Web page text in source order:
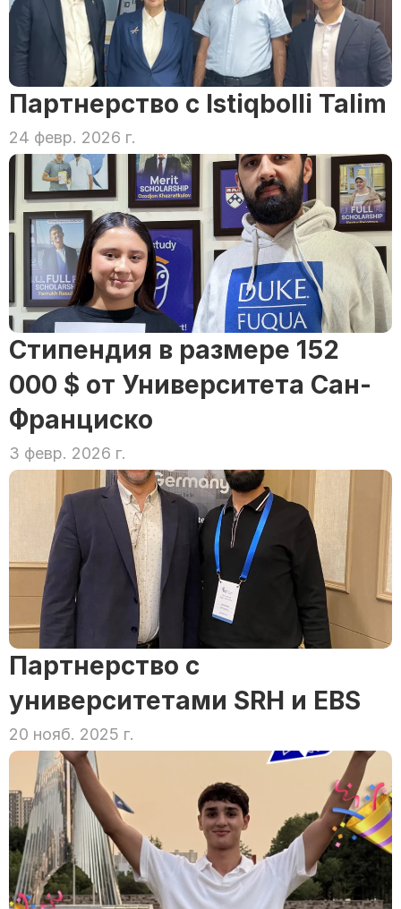
Партнерство с Istiqbolli Talim
24 февр. 2026 г.
Стипендия в размере 152
000 $ от Университета Сан-
Франциско
3 февр. 2026 г.
Партнерство с
университетами SRH и EBS
20 нояб. 2025 г.